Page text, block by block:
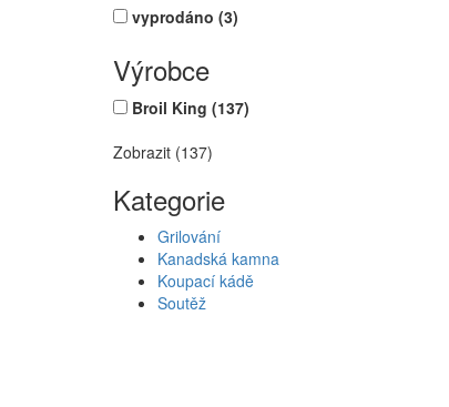
vyprodáno (3)
Výrobce
Broil King (137)
Zobrazit (137)
Kategorie
Grilování
Kanadská kamna
Koupací kádě
Soutěž